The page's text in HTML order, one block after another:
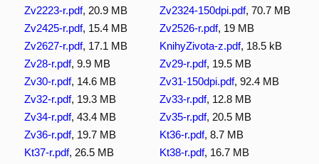
Zv2223-r.pdf, 20.9 MB Zv2324-150dpi.pdf, 70.7 MB
Zv2425-r.pdf, 15.4 MB Zv2526-r.pdf, 19 MB
Zv2627-r.pdf, 17.1 MB KnihyZivota-z.pdf, 18.5 kB
Zv28-r.pdf, 9.9 MB Zv29-r.pdf, 19.5 MB
Zv30-r.pdf, 14.6 MB Zv31-150dpi.pdf, 92.4 MB
Zv32-r.pdf, 19.3 MB Zv33-r.pdf, 12.8 MB
Zv34-r.pdf, 43.4 MB Zv35-r.pdf, 20.5 MB
Zv36-r.pdf, 19.7 MB Kt36-r.pdf, 8.7 MB
Kt37-r.pdf, 26.5 MB Kt38-r.pdf, 16.7 MB